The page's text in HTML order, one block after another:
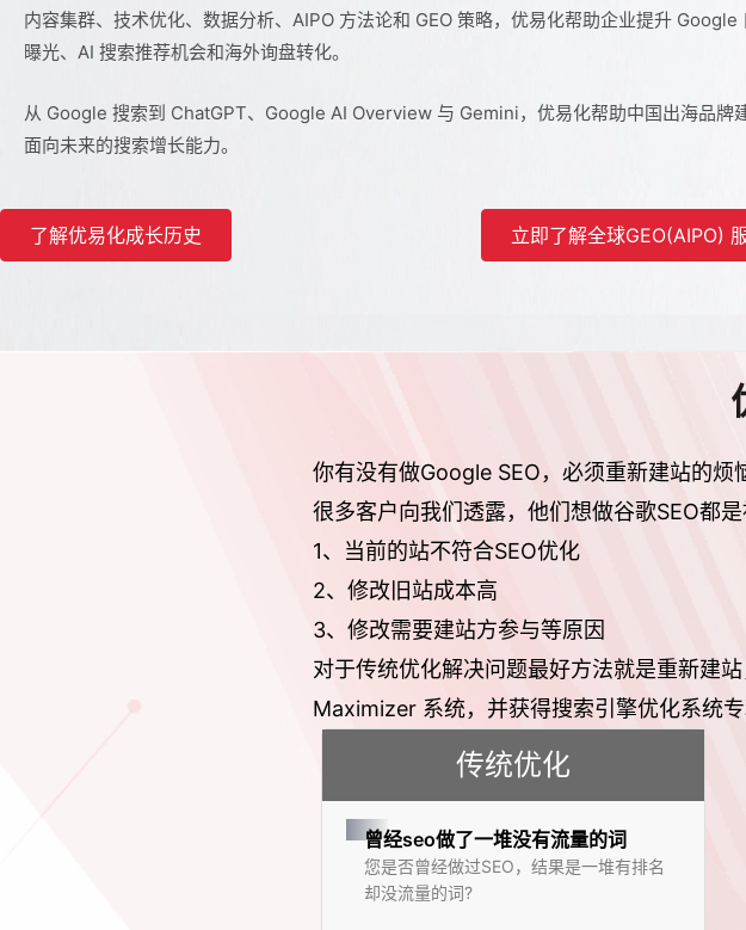
内容集群、技术优化、数据分析、AIPO 方法论和 GEO 策略，优易化帮助企业提升 Google
曝光、AI 搜索推荐机会和海外询盘转化。
从 Google 搜索到 ChatGPT、Google AI Overview 与 Gemini，优易化帮助中国出海品牌
面向未来的搜索增长能力。
了解优易化成长历史 立即了解全球GEO(AIPO)
你有没有做Google SEO，必须重新建站的烦
很多客户向我们透露，他们想做谷歌SEO都
1、当前的站不符合SEO优化
2、修改旧站成本高
3、修改需要建站方参与等原因
对于传统优化解决问题最好方法就是重新建
Maximizer 系统，并获得搜索引擎优化系统专
传统优化
曾经seo做了一堆没有流量的词
您是否曾经做过SEO，结果是一堆有排名
却没流量的词?